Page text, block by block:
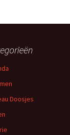
Doosjes